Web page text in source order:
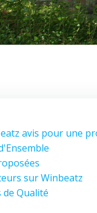
avis pour une
sur Winbeatz
Qualité